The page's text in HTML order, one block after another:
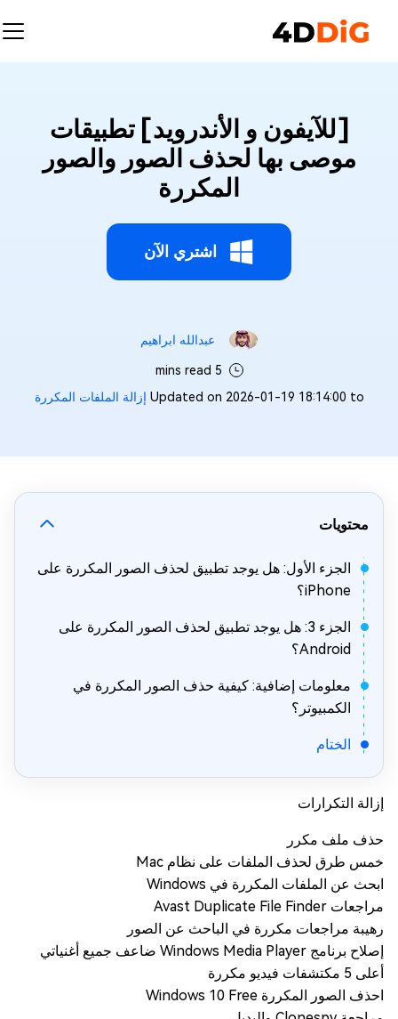
[للآيفون و الأندرويد] تطبيقات
موصى بها لحذف الصور والصور
المكررة
اشتري الآن
عبدالله ابراهيم‎
5 mins read
Updated on 2026-01-19 18:14:00 to إزالة الملفات المكررة
محتويات
الجزء الأول: هل يوجد تطبيق لحذف الصور المكررة على
iPhone؟
الجزء 3: هل يوجد تطبيق لحذف الصور المكررة على
Android؟
معلومات إضافية: كيفية حذف الصور المكررة في
الكمبيوتر؟
الختام
إزالة التكرارات
حذف ملف مكرر
خمس طرق لحذف الملفات على نظام Mac
ابحث عن الملفات المكررة في Windows
مراجعات Avast Duplicate File Finder
رهيبة مراجعات مكررة في الباحث عن الصور
إصلاح برنامج Windows Media Player ضاعف جميع أغنياتي
أعلى 5 مكتشفات فيديو مكررة
احذف الصور المكررة Windows 10 Free